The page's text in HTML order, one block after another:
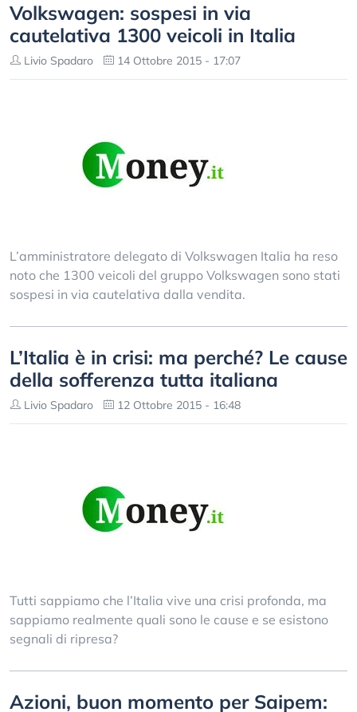
Volkswagen: sospesi in via
cautelativa 1300 veicoli in Italia
Livio Spadaro 14 Ottobre 2015 - 17:07
L’amministratore delegato di Volkswagen Italia ha reso
noto che 1300 veicoli del gruppo Volkswagen sono stati
sospesi in via cautelativa dalla vendita.
L’Italia è in crisi: ma perché? Le cause
della sofferenza tutta italiana
Livio Spadaro 12 Ottobre 2015 - 16:48
Tutti sappiamo che l’Italia vive una crisi profonda, ma
sappiamo realmente quali sono le cause e se esistono
segnali di ripresa?
Azioni, buon momento per Saipem: